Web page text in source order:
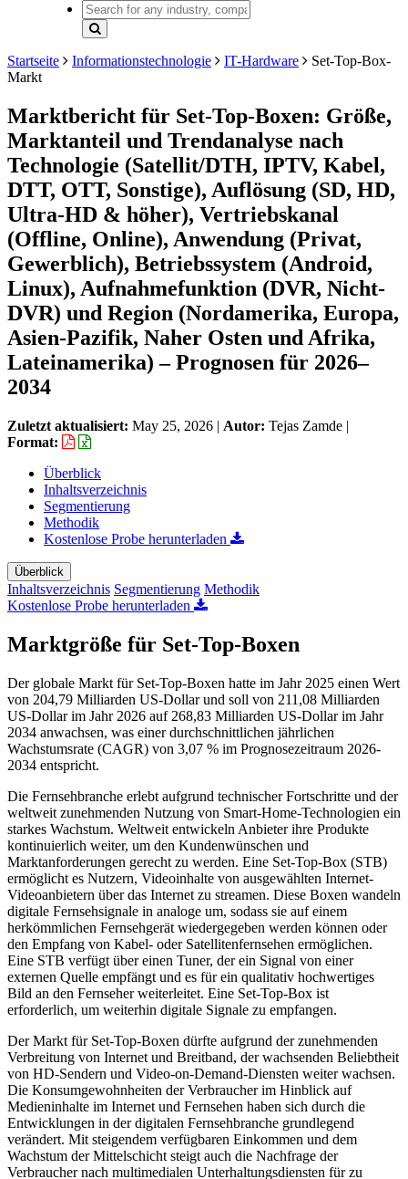
Startseite Informationstechnologie IT-Hardware
Set-Top-Box-
Markt
Marktbericht für Set-Top-Boxen: Größe,
Marktanteil und Trendanalyse nach
Technologie (Satellit/DTH, IPTV, Kabel,
DTT, OTT, Sonstige), Auflösung (SD, HD,
Ultra-HD & höher), Vertriebskanal
(Offline, Online), Anwendung (Privat,
Gewerblich), Betriebssystem (Android,
Linux), Aufnahmefunktion (DVR, Nicht-
DVR) und Region (Nordamerika, Europa,
Asien-Pazifik, Naher Osten und Afrika,
Lateinamerika) – Prognosen für 2026–
2034
Zuletzt aktualisiert: May 25, 2026 | Autor: Tejas Zamde |
Format:
Überblick
Inhaltsverzeichnis
Segmentierung
Methodik
Kostenlose Probe herunterladen
Überblick
Inhaltsverzeichnis Segmentierung Methodik
Kostenlose Probe herunterladen
Marktgröße für Set-Top-Boxen
Der globale Markt für Set-Top-Boxen hatte im Jahr 2025 einen Wert
von 204,79 Milliarden US-Dollar und soll von 211,08 Milliarden
US-Dollar im Jahr 2026 auf 268,83 Milliarden US-Dollar im Jahr
2034 anwachsen, was einer durchschnittlichen jährlichen
Wachstumsrate (CAGR) von 3,07 % im Prognosezeitraum 2026-
2034 entspricht.
Die Fernsehbranche erlebt aufgrund technischer Fortschritte und der
weltweit zunehmenden Nutzung von Smart-Home-Technologien ein
starkes Wachstum. Weltweit entwickeln Anbieter ihre Produkte
kontinuierlich weiter, um den Kundenwünschen und
Marktanforderungen gerecht zu werden. Eine Set-Top-Box (STB)
ermöglicht es Nutzern, Videoinhalte von ausgewählten Internet-
Videoanbietern über das Internet zu streamen. Diese Boxen wandeln
digitale Fernsehsignale in analoge um, sodass sie auf einem
herkömmlichen Fernsehgerät wiedergegeben werden können oder
den Empfang von Kabel- oder Satellitenfernsehen ermöglichen.
Eine STB verfügt über einen Tuner, der ein Signal von einer
externen Quelle empfängt und es für ein qualitativ hochwertiges
Bild an den Fernseher weiterleitet. Eine Set-Top-Box ist
erforderlich, um weiterhin digitale Signale zu empfangen.
Der Markt für Set-Top-Boxen dürfte aufgrund der zunehmenden
Verbreitung von Internet und Breitband, der wachsenden Beliebtheit
von HD-Sendern und Video-on-Demand-Diensten weiter wachsen.
Die Konsumgewohnheiten der Verbraucher im Hinblick auf
Medieninhalte im Internet und Fernsehen haben sich durch die
Entwicklungen in der digitalen Fernsehbranche grundlegend
verändert. Mit steigendem verfügbaren Einkommen und dem
Wachstum der Mittelschicht steigt auch die Nachfrage der
Verbraucher nach multimedialen Unterhaltungsdiensten für zu